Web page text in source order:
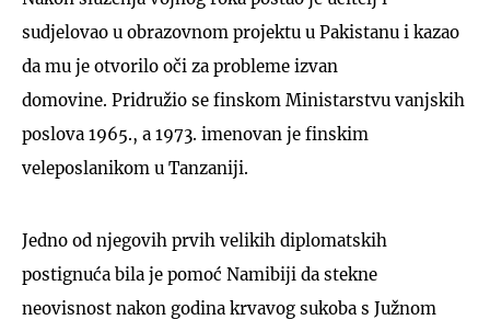
sudjelovao u obrazovnom projektu u Pakistanu i kazao
da mu je otvorilo oči za probleme izvan
domovine. Pridružio se finskom Ministarstvu vanjskih
poslova 1965., a 1973. imenovan je finskim
veleposlanikom u Tanzaniji.
Jedno od njegovih prvih velikih diplomatskih
postignuća bila je pomoć Namibiji da stekne
neovisnost nakon godina krvavog sukoba s Južnom